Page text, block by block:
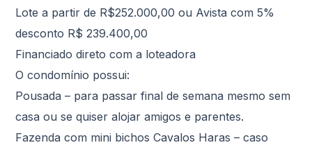
Lote a partir de R$252.000,00 ou Avista com 5%
desconto R$ 239.400,00
Financiado direto com a loteadora
O condomínio possui:
Pousada – para passar final de semana mesmo sem
casa ou se quiser alojar amigos e parentes.
Fazenda com mini bichos Cavalos Haras – caso